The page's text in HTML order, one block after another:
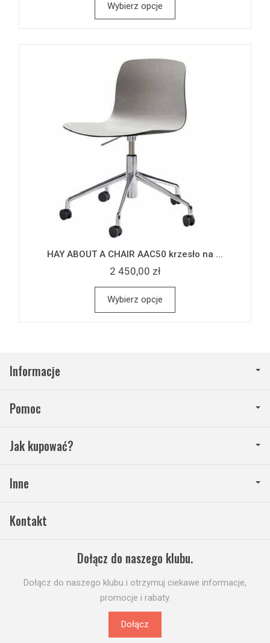
Wybierz opcje
HAY ABOUT A CHAIR AAC50 krzesło na ...
2 450,00 zł
Wybierz opcje
Informacje
Pomoc
Jak kupować?
Inne
Kontakt
Dołącz do naszego klubu.
Dołącz do naszego klubu i otrzymuj ciekawe informacje,
promocje i rabaty.
Dołącz